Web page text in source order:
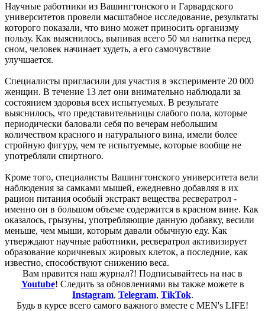
Научные работники из Вашингтонского и Гарвардского
университетов провели масштабное исследование, результаты
которого показали, что вино может приносить организму
пользу. Как выяснилось, выпивая всего 50 мл напитка перед
сном, человек начинает худеть, а его самочувствие
улучшается.
Специалисты пригласили для участия в эксперименте 20 000
женщин. В течение 13 лет они внимательно наблюдали за
состоянием здоровья всех испытуемых. В результате
выяснилось, что представительницы слабого пола, которые
периодически баловали себя по вечерам небольшим
количеством красного и натурального вина, имели более
стройную фигуру, чем те испытуемые, которые вообще не
употребляли спиртного.
Кроме того, специалисты Вашингтонского университета вели
наблюдения за самками мышей, ежедневно добавляя в их
рацион питания особый экстракт вещества ресвератрол -
именно он в большом объеме содержится в красном вине. Как
оказалось, грызуны, употребляющие данную добавку, весили
меньше, чем мыши, которым давали обычную еду. Как
утверждают научные работники, ресвератрол активизирует
образование коричневых жировых клеток, а последние, как
известно, способствуют снижению веса.
Вам нравится наш журнал?! Подписывайтесь на нас в
Youtube! Следить за обновлениями вы также можете в
Instagram, Telegram, TikTok.
Будь в курсе всего самого важного вместе с MEN's LIFE!